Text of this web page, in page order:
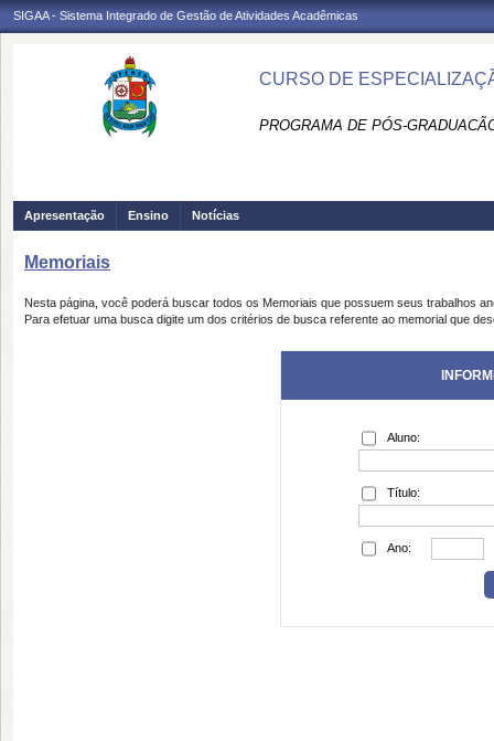
SIGAA - Sistema Integrado de Gestão de Atividades Acadêmicas
CURSO DE
PROGRAMA DE PÓS-
Apresentação Ensino Notícias
Memoriais
Nesta página, você poderá buscar todos os Memoriais que possuem seus trabalhos
Para efetuar uma busca digite um dos critérios de busca referente ao memorial que
Aluno:
Título:
Ano: